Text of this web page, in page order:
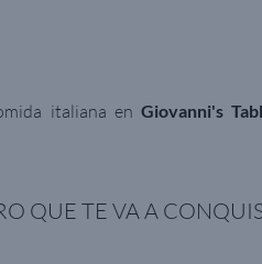
italiana enGiovanni's
QUE TE VA A